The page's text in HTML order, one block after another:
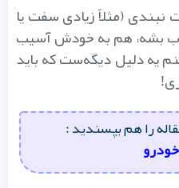
(مثلاً زیادی سفت یا
بشه، هم به خودش آسیب
دلیل دیگه‌ست که باید
را هم بپسندید :